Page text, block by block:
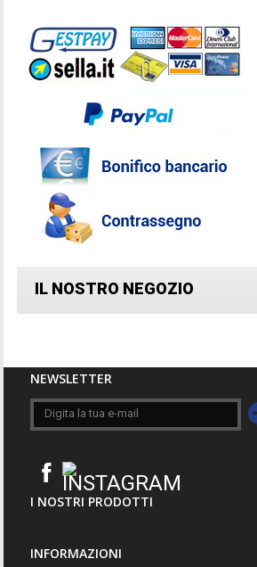
IL NOSTRO NEGOZIO
NEWSLETTER
I NOSTRI PRODOTTI
INFORMAZIONI